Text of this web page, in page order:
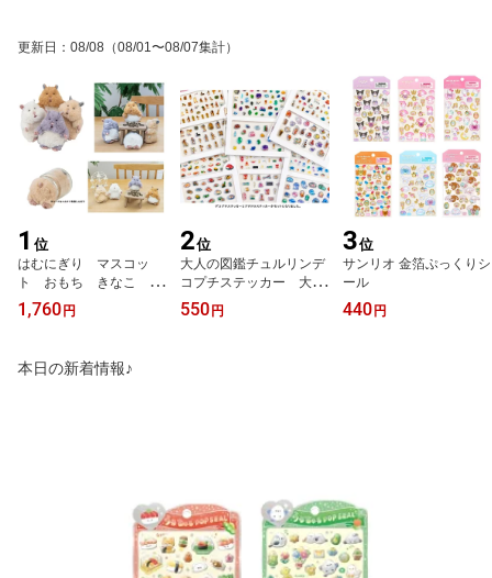
更新日 ： 08/08 （08/01〜08/07集計）
1 位
はむにぎり マスコッ
ト おもち きなこ み
たらし ごまきち ハ
ムスター マスコット
ぬい活 癒し リラック
ス
1,760 円
2位
大人の図鑑チュルリンデ
コプチステッカー 大人
の図鑑 シール カミオ
ジャパン シール デコ
550 円
3位
サンリオ 金箔ぷっくりシ
ール
440 円
本日の新着情報♪